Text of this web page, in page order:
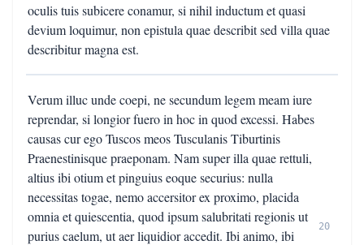
oculis tuis subicere conamur, si nihil inductum et quasi
devium loquimur, non epistula quae describit sed villa quae
describitur magna est.
Verum illuc unde coepi, ne secundum legem meam iure
reprendar, si longior fuero in hoc in quod excessi. Habes
causas cur ego Tuscos meos Tusculanis Tiburtinis
Praenestinisque praeponam. Nam super illa quae rettuli,
altius ibi otium et pinguius eoque securius: nulla
necessitas togae, nemo accersitor ex proximo, placida
omnia et quiescentia, quod ipsum salubritati regionis ut
purius caelum, ut aer liquidior accedit. Ibi animo, ibi
20